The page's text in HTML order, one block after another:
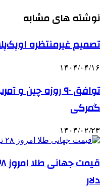
نوشته های مشابه
تصمیم غیرمنتظره
۱۴۰۴/۰۴/۱۶
توافق ۹۰ روزه
گمرکی
۱۴۰۴/۰۲/۲۳
دلار